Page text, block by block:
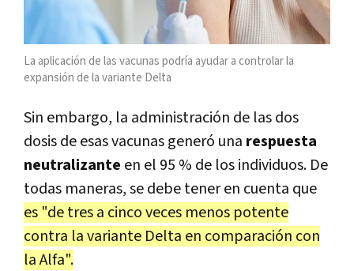
La aplicación de las vacunas podría ayudar a controlar la
expansión de la variante Delta
Sin embargo, la administración de las dos
dosis de esas vacunas generó una respuesta
neutralizante en el 95 % de los individuos. De
todas maneras, se debe tener en cuenta que
es "de tres a cinco veces menos potente
contra la variante Delta en comparación con
la Alfa".